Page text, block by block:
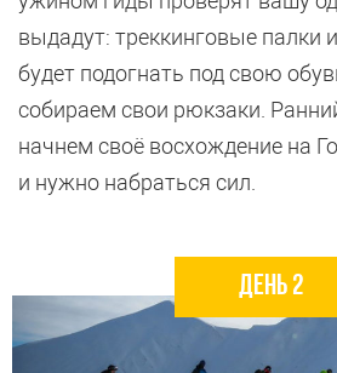
выдадут: треккинговые палки
будет подогнать под свою
собираем свои рюкзаки.
начнем своё восхождение на
и нужно набраться сил.
День 2